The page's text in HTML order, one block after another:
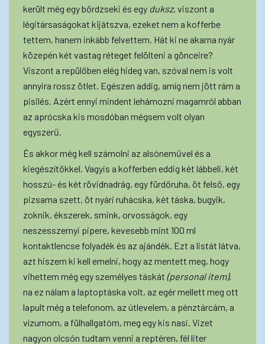
került még egy bőrdzseki és egy duksz, viszont a
légitársaságokat kijátszva, ezeket nem a kofferbe
tettem, hanem inkább felvettem. Hát ki ne akarna nyár
közepén két vastag réteget felölteni a gönceire?
Viszont a repülőben elég hideg van, szóval nem is volt
annyira rossz ötlet. Egészen addig, amíg nem jött rám a
pisilés. Azért ennyi mindent lehámozni magamról abban
az aprócska kis mosdóban mégsem volt olyan
egyszerű.
És akkor még kell számolni az alsóneművel és a
kiegészítőkkel. Vagyis a kofferben eddig két lábbeli, két
hosszú- és két rövidnadrág, egy fürdőruha, öt felső, egy
pizsama szett, öt nyári ruhácska, két táska, bugyik,
zoknik, ékszerek, smink, orvosságok, egy
neszesszernyi pipere, kevesebb mint 100 ml
kontaktlencse folyadék és az ajándék. Ezt a listát látva,
azt hiszem ki kell emelni, hogy az mentett meg, hogy
vihettem még egy személyes táskát (personal item),
na ez nálam a laptoptáska volt, az egér mellett meg ott
lapult még a telefonom, az útlevelem, a pénztárcám, a
vízumom, a fülhallgatóm, meg egy kis nasi. Vizet
nagyon olcsón tudtam venni a reptéren, fél liter